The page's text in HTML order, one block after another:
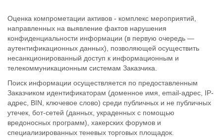
Оценка компрометации активов - комплекс мероприятий,
направленных на выявление фактов нарушения
конфиденциальности информации (в первую очередь —
аутентификационных данных), позволяющей осуществить
несанкционированный доступ к информационным и
телекоммуникационным системам Заказчика.
Поиск информации осуществляется по предоставленным
Заказчиком идентификаторам (доменное имя, email-адрес, IP-
адрес, BIN, ключевое слово) среди публичных и не публичных
утечек, бот-сетей (данных, украденных с помощью
вредоносных программ), хакерских форумов и
специализированных теневых торговых площадок.